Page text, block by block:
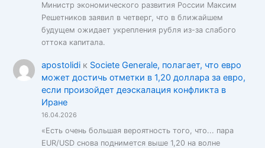
Министр экономического развития России Максим
Решетников заявил в четверг, что в ближайшем
будущем ожидает укрепления рубля из-за слабого
оттока капитала.
apostolidiк Societe Generale, полагает, что евро
может достичь отметки в 1,20 доллара за евро,
если произойдет деэскалация конфликта в
Иране
16.04.2026
«Есть очень большая вероятность того, что... пара
EUR/USD снова поднимется выше 1,20 на волне